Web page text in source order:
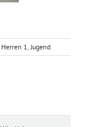
Herren 1,Jugend